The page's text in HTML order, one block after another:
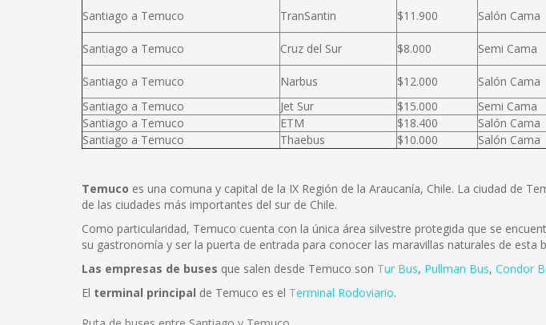
Santiago a Temuco TranSantin $11.900 Salón Cama
Santiago a Temuco Cruz del Sur $8.000 Semi Cama
Santiago a Temuco Narbus $12.000 Salón Cama
Santiago a Temuco
Jet Sur $15.000 Semi Cama
Santiago a Temuco
ETM $18.400 Salón Cama
Santiago a Temuco
Thaebus $10.000 Salón Cama
Temuco es una comuna y capital de la IX Región de la Araucanía, Chile. La ciudad de
de las ciudades más importantes del sur de Chile.
Como particularidad, Temuco cuenta con la única área silvestre protegida que se
su gastronomía y ser la puerta de entrada para conocer las maravillas naturales de esta
Las empresas de buses que salen desde Temuco son Tur Bus, Pullman Bus, Condor
El terminal principal de Temuco es el Terminal Rodoviario.